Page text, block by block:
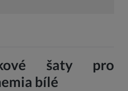
šaty pro
bílé